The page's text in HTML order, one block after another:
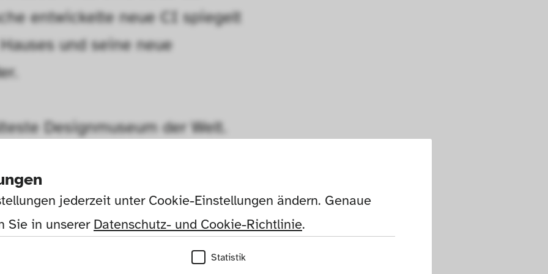
jederzeit unter Cookie-Einstellungen ändern. Genaue
Sie in unserer Datenschutz- und Cookie-Richtlinie.
Statistik
entwickelte neue CI spiegelt
und seine neue
Designmuseum der Welt.
und wichtigsten weltweit. Seit
verpflichtet. Diese
ihnen eine neue Strahlkraft zu
zum Ziel gesetzt.
Sammlung – The Design